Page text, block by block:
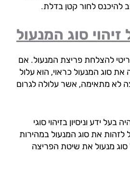
לחור קטן בדלת.
סוג המנעול
להצלחת פריצת המנעול. אם
המנעול כראוי, הוא עלול
אשר עלולה לגרום
וניסיון בזיהוי סוגי
את סוג המנעול במהירות
מנעול את שיטת הפריצה